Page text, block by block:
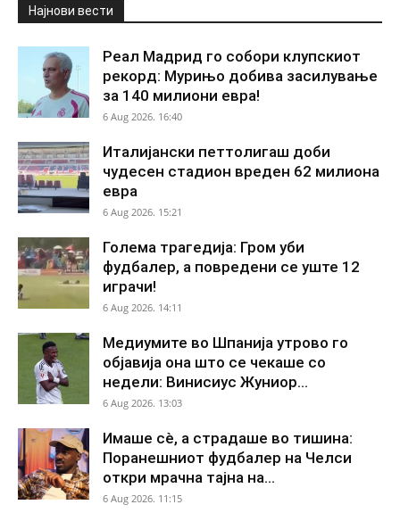
Најнови вести
Реал Мадрид го собори клупскиот
рекорд: Мурињо добива засилување
за 140 милиони евра!
6 Aug 2026. 16:40
Италијански петтолигаш доби
чудесен стадион вреден 62 милиона
евра
6 Aug 2026. 15:21
Голема трагедија: Гром уби
фудбалер, а повредени се уште 12
играчи!
6 Aug 2026. 14:11
Медиумите во Шпанија утрово го
објавија она што се чекаше со
недели: Винисиус Жуниор...
6 Aug 2026. 13:03
Имаше сè, а страдаше во тишина:
Поранешниот фудбалер на Челси
откри мрачна тајна на...
6 Aug 2026. 11:15